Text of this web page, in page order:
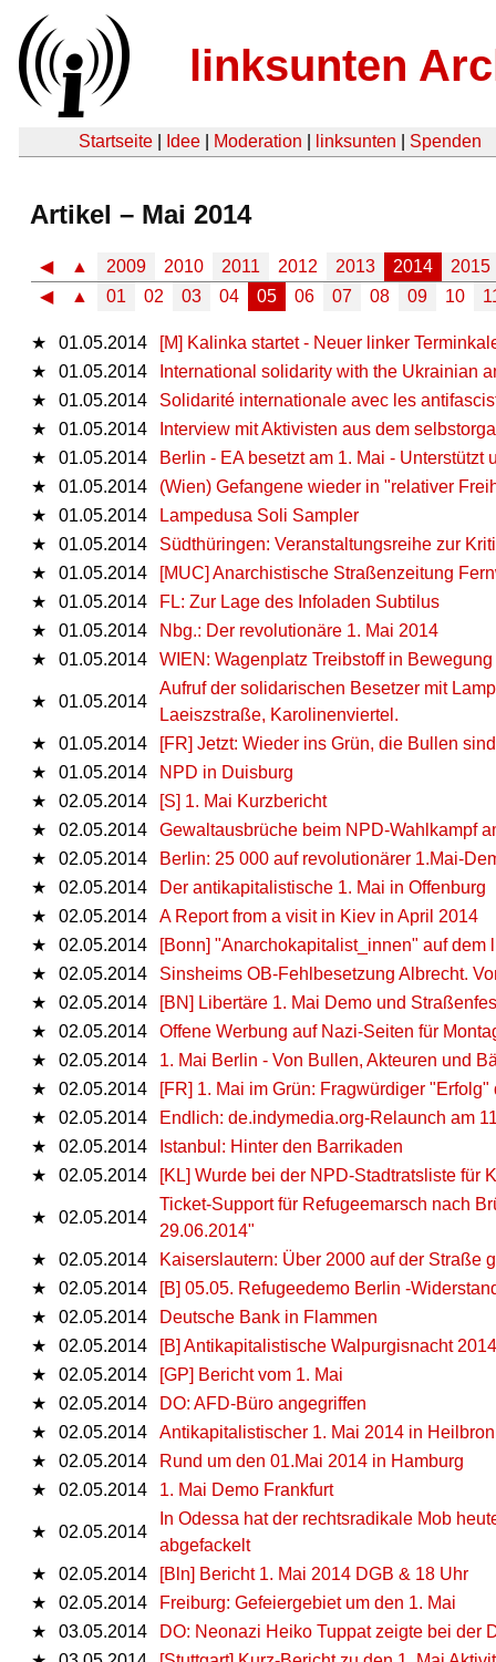
linksunten
Startseite Idee Moderation linksunten Spenden
Artikel – Mai 2014
◀ ▲ 2009 2010 2011 2012 2013 2014
2015
◀
▲ 01 02 03 04 05 06 07 08 09 10
★ 01.05.2014
[M] Kalinka startet - Neuer linker
★
01.05.2014
International solidarity with the Ukrainian
★
01.05.2014
Solidarité internationale avec les
★
01.05.2014
Interview mit Aktivisten aus dem
★
01.05.2014
Berlin - EA besetzt am 1. Mai - Unterstützt
★
01.05.2014
(Wien) Gefangene wieder in "relativer
★
01.05.2014
Lampedusa Soli Sampler
★
01.05.2014
Südthüringen: Veranstaltungsreihe zur
★
01.05.2014
[MUC] Anarchistische Straßenzeitung
★
01.05.2014
FL: Zur Lage des Infoladen Subtilus
★
01.05.2014
Nbg.: Der revolutionäre 1. Mai 2014
★
01.05.2014 WIEN: Wagenplatz Treibstoff in Bewegung
★ 01.05.2014
Aufruf der solidarischen Besetzer mit
Laeiszstraße, Karolinenviertel.
★
01.05.2014
[FR] Jetzt: Wieder ins Grün, die Bullen
★
01.05.2014
NPD in Duisburg
★
02.05.2014
[S] 1. Mai Kurzbericht
★
02.05.2014
Gewaltausbrüche beim NPD-Wahlkampf
★
02.05.2014
Berlin: 25 000 auf revolutionärer 1.Mai-
★
02.05.2014
Der antikapitalistische 1. Mai in Offenburg
★
02.05.2014
A Report from a visit in Kiev in April 2014
★
02.05.2014
[Bonn] "Anarchokapitalist_innen" auf dem
★
02.05.2014
Sinsheims OB-Fehlbesetzung Albrecht.
★
02.05.2014
[BN] Libertäre 1. Mai Demo und
★
02.05.2014
Offene Werbung auf Nazi-Seiten für
★
02.05.2014
1. Mai Berlin - Von Bullen, Akteuren und
★
02.05.2014
[FR] 1. Mai im Grün: Fragwürdiger
★
02.05.2014
Endlich: de.indymedia.org-Relaunch am
★
02.05.2014
Istanbul: Hinter den Barrikaden
★
02.05.2014 [KL] Wurde bei der NPD-Stadtratsliste für
★ 02.05.2014
Ticket-Support für Refugeemarsch nach
29.06.2014"
★
02.05.2014
Kaiserslautern: Über 2000 auf der Straße
★
02.05.2014
[B] 05.05. Refugeedemo Berlin -
★
02.05.2014
Deutsche Bank in Flammen
★
02.05.2014
[B] Antikapitalistische Walpurgisnacht 2014
★
02.05.2014
[GP] Bericht vom 1. Mai
★
02.05.2014
DO: AFD-Büro angegriffen
★
02.05.2014
Antikapitalistischer 1. Mai 2014 in
★
02.05.2014
Rund um den 01.Mai 2014 in Hamburg
★
02.05.2014 1. Mai Demo Frankfurt
★ 02.05.2014
In Odessa hat der rechtsradikale Mob
abgefackelt
★
02.05.2014
[Bln] Bericht 1. Mai 2014 DGB & 18 Uhr
★
02.05.2014
Freiburg: Gefeiergebiet um den 1. Mai
★
03.05.2014
DO: Neonazi Heiko Tuppat zeigte bei der